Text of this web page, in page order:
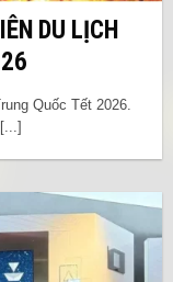
DU LỊCH
Quốc Tết 2026.